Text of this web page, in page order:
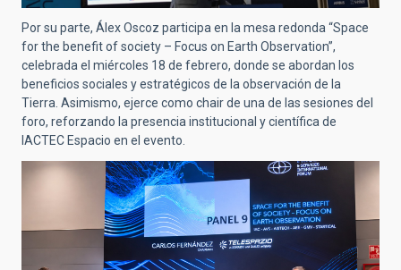
Por su parte, Álex Oscoz participa en la mesa redonda “Space
for the benefit of society – Focus on Earth Observation”,
celebrada el miércoles 18 de febrero, donde se abordan los
beneficios sociales y estratégicos de la observación de la
Tierra. Asimismo, ejerce como chair de una de las sesiones del
foro, reforzando la presencia institucional y científica de
IACTEC Espacio en el evento.